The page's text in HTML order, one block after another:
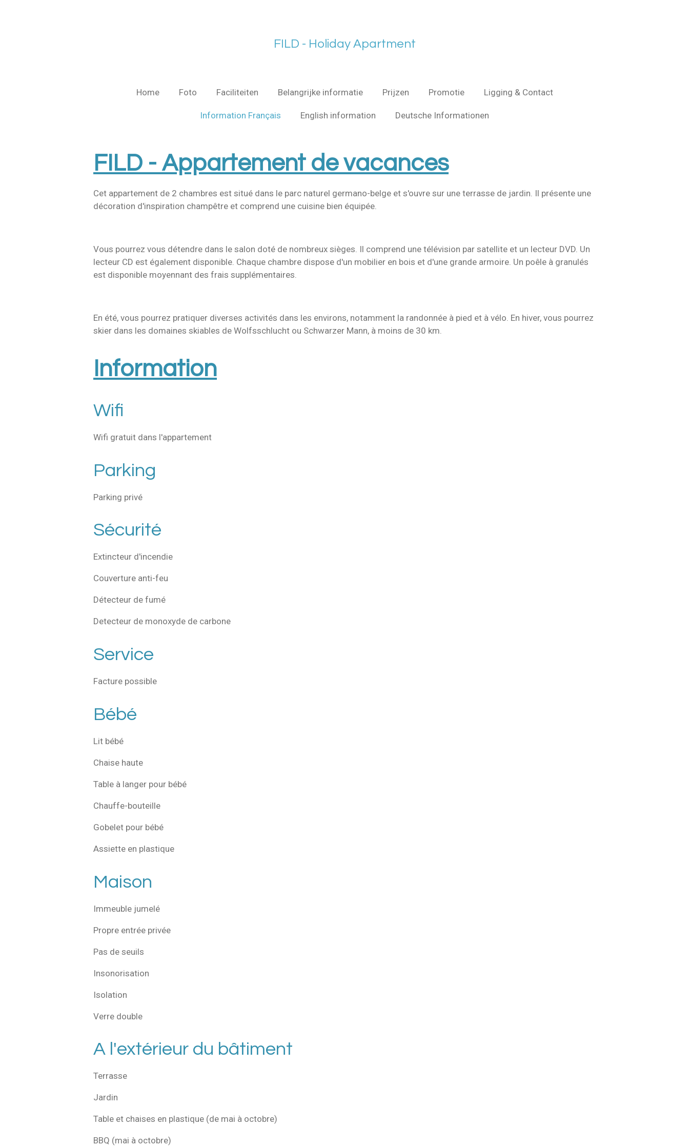
FILD - Holiday Apartment
Home Foto Faciliteiten Belangrijke informatie Prijzen Promotie Ligging & Contact
Information Français English information Deutsche Informationen
FILD -Appartement de vacances
Cet appartement de 2 chambres est situé dans le parc naturel germano-belge et s'ouvre sur une terrasse de jardin. Il présente une
décoration d'inspiration champêtre et comprend une cuisine bien équipée.
Vous pourrez vous détendre dans le salon doté de nombreux sièges. Il comprend une télévision par satellite et un lecteur DVD. Un
lecteur CD est également disponible. Chaque chambre dispose d'un mobilier en bois et d'une grande armoire. Un poêle à granulés
est disponible moyennant des frais supplémentaires.
En été, vous pourrez pratiquer diverses activités dans les environs, notamment la randonnée à pied et à vélo. En hiver, vous pourrez
skier dans les domaines skiables de Wolfsschlucht ou Schwarzer Mann, à moins de 30 km.
Information
Wifi
Wifi gratuit dans l'appartement
Parking
Parking privé
Sécurité
Extincteur d'incendie
Couverture anti-feu
Détecteur de fumé
Detecteur de monoxyde de carbone
Service
Facture possible
Bébé
Lit bébé
Chaise haute
Table à langer pour bébé
Chauffe-bouteille
Gobelet pour bébé
Assiette en plastique
Maison
Immeuble jumelé
Propre entrée privée
Pas de seuils
Insonorisation
Isolation
Verre double
A l'extérieur du bâtiment
Terrasse
Jardin
Table et chaises en plastique (de mai à octobre)
BBQ (mai à octobre)